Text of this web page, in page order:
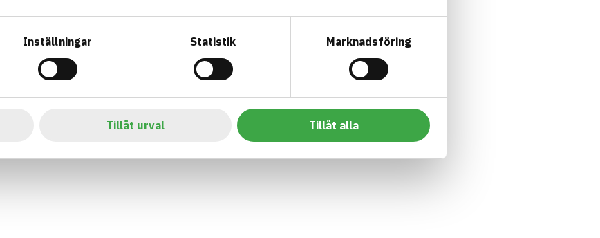
Inställningar Statistik Marknadsföring
Tillåt urval Tillåt alla
CIRCULARITY Information ej lämnad
RENEWABILITY Information ej lämnad
ENVIRONMENTAL EFFECTS – EPD Information ej lämnad